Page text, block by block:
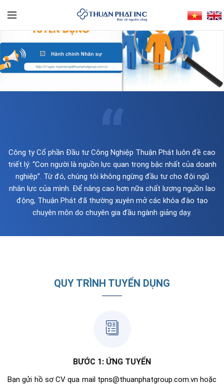
“
Công ty Cổ phần Đầu tư Công Nghiệp Thuận Phát luôn đề cao
triết lý: “Con người là nguồn lực quan trọng bậc nhất của doanh
nghiệp”. Từ đó, chúng tôi không ngừng đầu tư cho đội ngũ
nhân lực của mình. Để nâng cao hơn nữa chất lượng nguồn lao
động, Thuận Phát đã thường xuyên mở các khóa đào tạo
chuyên môn do chuyên gia đầu ngành giảng dạy.
QUY TRÌNH TUYỂN DỤNG
BƯỚC 1: ỨNG TUYỂN
Bạn gửi hồ sơ CV qua mail tpns@thuanphatgroup.com.vn hoặc